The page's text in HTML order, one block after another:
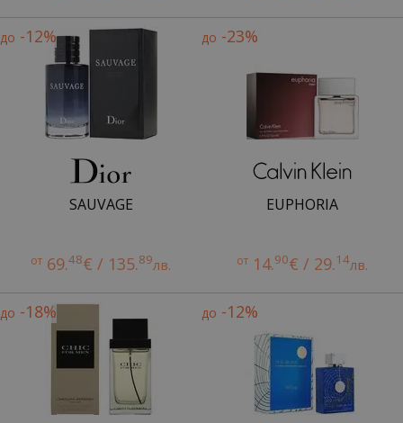
до -12%
SAUVAGE
от 69.48€ / 135.89лв.
до -23%
EUPHORIA
от 14.90€ / 29.14лв.
до -18% до -12%